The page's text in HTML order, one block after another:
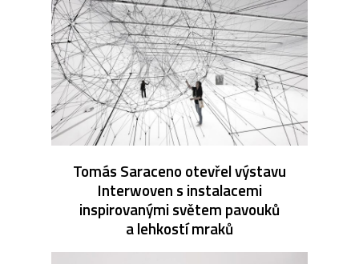
Tomás Saraceno otevřel výstavu
Interwoven s instalacemi
inspirovanými světem pavouků
a lehkostí mraků